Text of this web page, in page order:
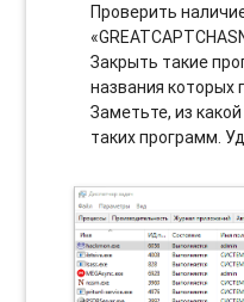
Проверить
Закрыть такие
названия которых
Заметьте, из
таких программ.